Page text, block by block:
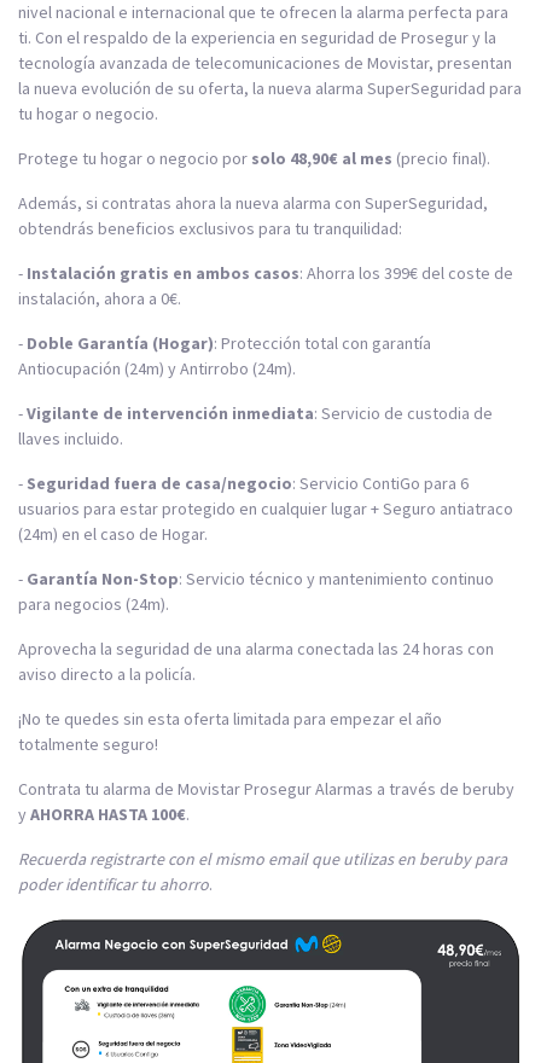
nivel nacional e internacional que te ofrecen la alarma perfecta para
ti. Con el respaldo de la experiencia en seguridad de Prosegur y la
tecnología avanzada de telecomunicaciones de Movistar, presentan
la nueva evolución de su oferta, la nueva alarma SuperSeguridad para
tu hogar o negocio.
Protege tu hogar o negocio por solo 48,90€ al mes (precio final).
Además, si contratas ahora la nueva alarma con SuperSeguridad,
obtendrás beneficios exclusivos para tu tranquilidad:
- Instalación gratis en ambos casos: Ahorra los 399€ del coste de
instalación, ahora a 0€.
- Doble Garantía (Hogar): Protección total con garantía
Antiocupación (24m) y Antirrobo (24m).
-Vigilante de intervención inmediata: Servicio de custodia de
llaves incluido.
- Seguridad fuera de casa/negocio: Servicio ContiGo para 6
usuarios para estar protegido en cualquier lugar + Seguro antiatraco
(24m) en el caso de Hogar.
- Garantía Non-Stop: Servicio técnico y mantenimiento continuo
para negocios (24m).
Aprovecha la seguridad de una alarma conectada las 24 horas con
aviso directo a la policía.
¡No te quedes sin esta oferta limitada para empezar el año
totalmente seguro!
Contrata tu alarma de Movistar Prosegur Alarmas a través de beruby
yAHORRA HASTA 100€.
Recuerda registrarte con el mismo email que utilizas en beruby para
poder identificar tu ahorro.